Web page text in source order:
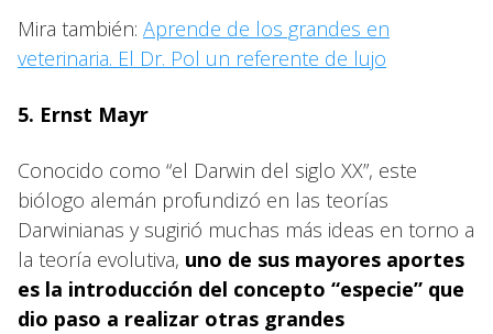
Mira también: Aprende de los grandes en
veterinaria. El Dr. Pol un referente de lujo
5. Ernst Mayr
Conocido como “el Darwin del siglo XX”, este
biólogo alemán profundizó en las teorías
Darwinianas y sugirió muchas más ideas en torno a
la teoría evolutiva, uno de sus mayores aportes
es la introducción del concepto “especie” que
dio paso a realizar otras grandes